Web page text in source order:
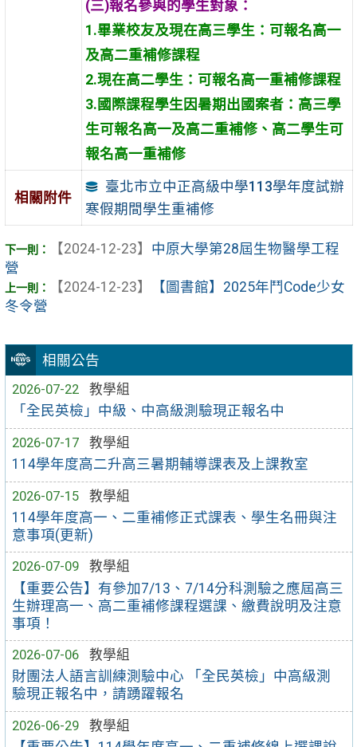
相關公告
2026-07-22
教學組
「全民英檢」中級、中高級測驗現正報名中
2026-07-17
教學組
114學年度高二升高三暑期輔導課表及上課教室
2026-07-15
教學組
114學年度高一、二重補修正式課表、學生名冊與注
意事項(更新)
2026-07-09
教學組
【重要公告】有參加7/13、7/14分科測驗之應屆高三
生辦理高一、高二重補修課程選課、繳費說明及注意
事項！
2026-07-06
教學組
財團法人語言訓練測驗中心 「全民英檢」中高級測
驗現正報名中，請踴躍報名
2026-06-29
教學組
(三)報名參與的學生對象：
1.畢業校友及現在高三學生：可報名高一
及高二重補修課程
2.現在高二學生：可報名高一重補修課程
3. 國際課程學生因暑期出國案者：高三學
生可報名高一及高二重補修、高二學生可
報名高一重補修
相關附件
臺北市立中正高級中學113學年度試辦
寒假期間學生重補修
【2024-12-23】 中原大學第28屆生物醫學工程
營
【2024-12-23】
【圖書館】2025年鬥Code少女
冬令營